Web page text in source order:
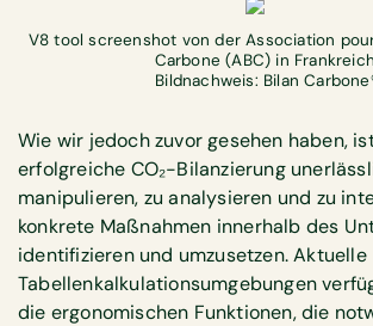
V8 tool screenshot von der Association
Carbone (ABC) in
Bildnachweis: Bilan
Wie wir jedoch zuvor gesehen haben,
erfolgreiche CO₂-Bilanzierung
manipulieren, zu analysieren und zu
konkrete Maßnahmen innerhalb des
identifizieren und umzusetzen. Aktuelle
Tabellenkalkulationsumgebungen
die ergonomischen Funktionen, die